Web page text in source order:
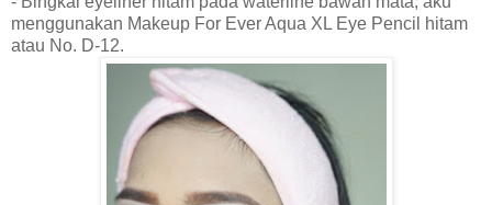
menggunakan Makeup For Ever Aqua XL Eye Pencil hitam
atau No. D-12.